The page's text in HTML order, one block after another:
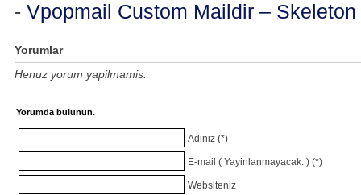
- Vpopmail Custom Maildir –
Yorumlar
Henuz yorum yapilmamis.
Yorumda bulunun.
Adiniz (*)
E-mail ( Yayinlanmayacak. ) (*)
Websiteniz